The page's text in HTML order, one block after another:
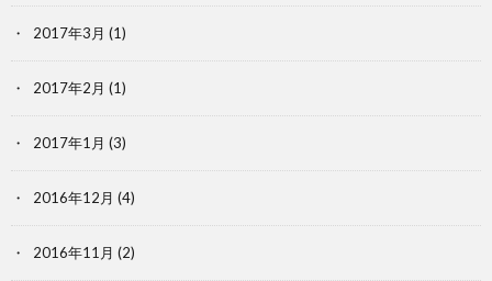
2017年3月 (1)
2017年2月 (1)
2017年1月 (3)
2016年12月 (4)
2016年11月 (2)